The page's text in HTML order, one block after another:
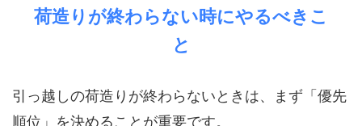
荷造りが終わらない時にやるべきこ
と
引っ越しの荷造りが終わらないときは、まず「優先
順位」を決めることが重要です。